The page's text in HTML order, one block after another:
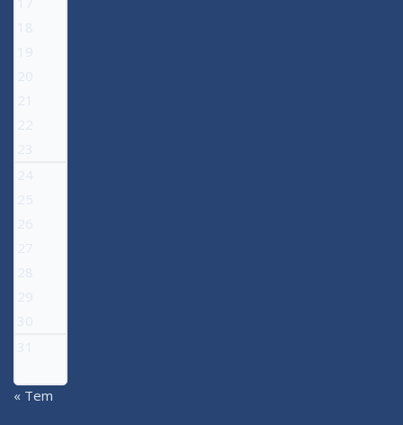
18
19
20
21
22
23
24
25
26
27
28
29
30
31
« Tem